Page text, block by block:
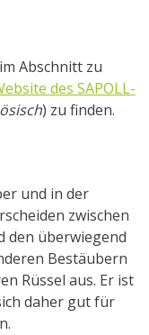
Abschnitt zu
des SAPOLL-
) zu finden.
und in der
zwischen
den überwiegend
Bestäubern
Rüssel aus. Er ist
daher gut für